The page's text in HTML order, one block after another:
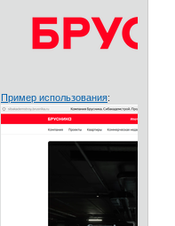
Пример использования: